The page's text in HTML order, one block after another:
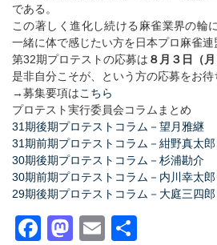
である。
この著しく進化し続ける麻雀業界の輪
一緒に体で感じたい方を日本プロ麻雀連
第32期プロテストの応募は ８月３日（月
是非自分こそが、という方の応募をお待
→募集要項はこちら
プロテスト実行委員会コラムまとめ
31期後期プロテストコラム－望月雅継
31期前期プロテストコラム－紺野真太郎
30期後期プロテストコラム－杉浦勘介
30期前期プロテストコラム－内川幸太郎
29期後期プロテストコラム－大庭三四郎
Facebook
Mastodon
Email